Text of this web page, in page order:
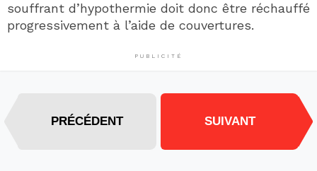
souffrant d’hypothermie doit donc être réchauffé
progressivement à l’aide de couvertures.
PUBLICITÉ
PRÉCÉDENT SUIVANT